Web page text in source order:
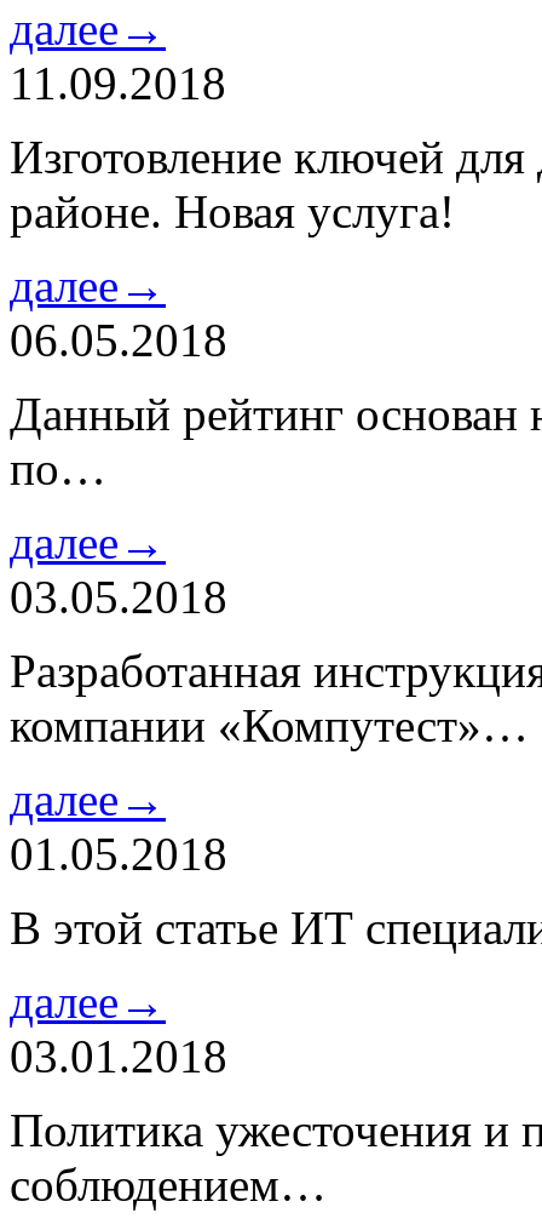
далее→
11.09.2018
Изготовление ключей
районе. Новая услуга!
далее→
06.05.2018
Данный рейтинг основан
по…
далее→
03.05.2018
Разработанная
компании «Компутест»…
далее→
01.05.2018
В этой статье ИТ
далее→
03.01.2018
Политика ужесточения и
соблюдением…